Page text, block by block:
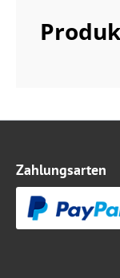
Zahlungsarten